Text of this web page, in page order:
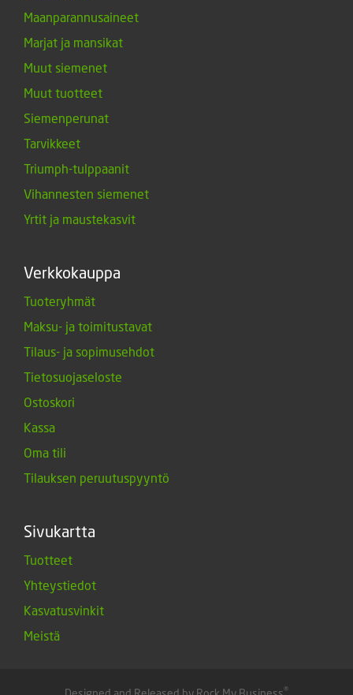
Maanparannusaineet
Marjat ja mansikat
Muut siemenet
Muut tuotteet
Siemenperunat
Tarvikkeet
Triumph-tulppaanit
Vihannesten siemenet
Yrtit ja maustekasvit
Verkkokauppa
Tuoteryhmät
Maksu- ja toimitustavat
Tilaus- ja sopimusehdot
Tietosuojaseloste
Ostoskori
Kassa
Oma tili
Tilauksen peruutuspyyntö
Sivukartta
Tuotteet
Yhteystiedot
Kasvatusvinkit
Meistä
®